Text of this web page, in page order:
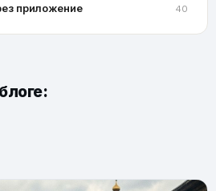
приложение 40